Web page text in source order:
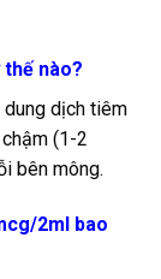
nào?
dịch tiêm
(1-2
bên mông.
2ml bao